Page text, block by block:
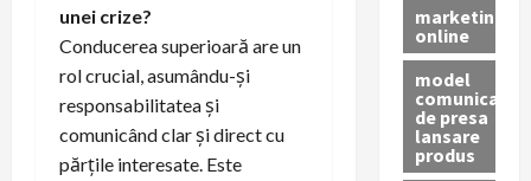
unei crize?
Conducerea superioară are un
rol crucial, asumându-și
responsabilitatea și
comunicând clar și direct cu
părțile interesate. Este
marketing
online
model
comunicat
de presa
lansare
produs